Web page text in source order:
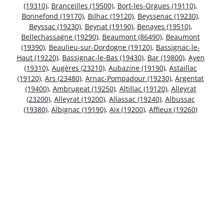
(19310), Branceilles (19500), Bort-les-Orgues (19110),
Bonnefond (19170), Bilhac (19120), Beyssenac (19230),
Beyssac (19230), Beynat (19190), Benayes (19510),
Bellechassagne (19290), Beaumont (86490), Beaumont
(19390), Beaulieu-sur-Dordogne (19120), Bassignac-le-
Haut (19220), Bassignac-le-Bas (19430), Bar (19800), Ayen
(19310), Augères (23210), Aubazine (19190), Astaillac
(19120), Ars (23480), Arnac-Pompadour (19230), Argentat
(19400), Ambrugeat (19250), Altillac (19120), Alleyrat
(23200), Alleyrat (19200), Allassac (19240), Albussac
(19380), Albignac (19190), Aix (19200), Affieux (19260)